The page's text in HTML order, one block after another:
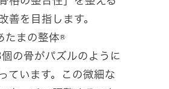
善を目指します。
たまの整体®
の骨がパズルのように
ています。この微細な